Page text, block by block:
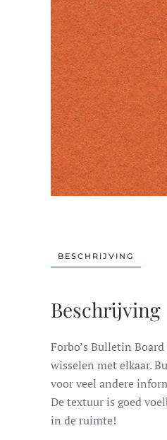
BESCHRIJVING
Beschrijving
Forbo’s Bulletin
wisselen met elkaar.
voor veel andere
De textuur is goed
in de ruimte!